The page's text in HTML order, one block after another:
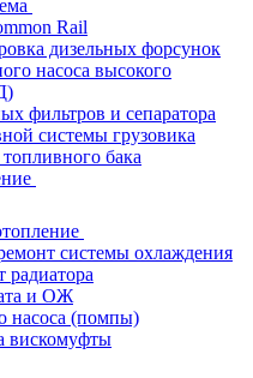
Rail
дизельных форсунок
насоса высокого
фильтров и сепаратора
системы грузовика
бака
системы охлаждения
радиатора
и ОЖ
насоса (помпы)
вискомуфты